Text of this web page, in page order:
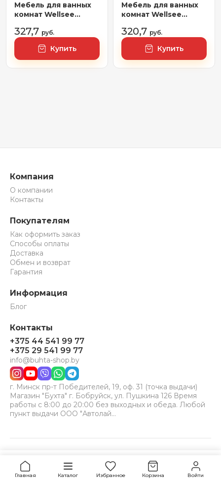
Главная Каталог Избранное Корзина Войти
Мебель для ванных
комнат Wellsee
LED-подсветкой 7
Rays' Spectrum
172200910, 70 х 55 см
(с сенсором и
регулировкой
327,7 руб.
Купить
Мебель для ванных
комнат Wellsee
LED-подсветкой 7
Rays' Spectrum
172200860, 50 х 70 см
(с сенсором и
регулировкой
320,7 руб.
Купить
Уточнить наличие
Компания
О компании
Контакты
Покупателям
Как оформить заказ
Способы оплаты
Доставка
Обмен и возврат
Гарантия
Информация
Блог
Контакты
+375 44 541 99 77
+375 29 541 99 77
info@buhta-shop.by
г. Минск пр-т Победителей, 19, оф. 31 (точка выдачи)
Магазин "Бухта" г. Бобруйск, ул. Пушкина 126 Время
работы с 8:00 до 20:00 без выходных и обеда. Любой
пункт выдачи ООО "Автолай…
Принимаем к оплате:
VISA BELCARD